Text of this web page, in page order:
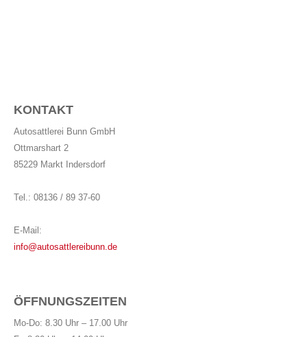
KONTAKT
Autosattlerei Bunn GmbH
Ottmarshart 2
85229 Markt Indersdorf
Tel.: 08136 / 89 37-60
E-Mail:
info@autosattlereibunn.de
ÖFFNUNGSZEITEN
Mo-Do: 8.30 Uhr – 17.00 Uhr